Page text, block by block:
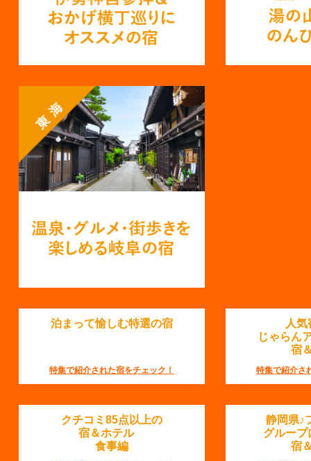
泊まって愉しむ特選の宿
特集で紹介された宿をチェック！
人
じゃらん
宿
特集で紹介さ
クチコミ85点以上の
宿＆ホテル
食事編
静岡県♪
グループ
宿